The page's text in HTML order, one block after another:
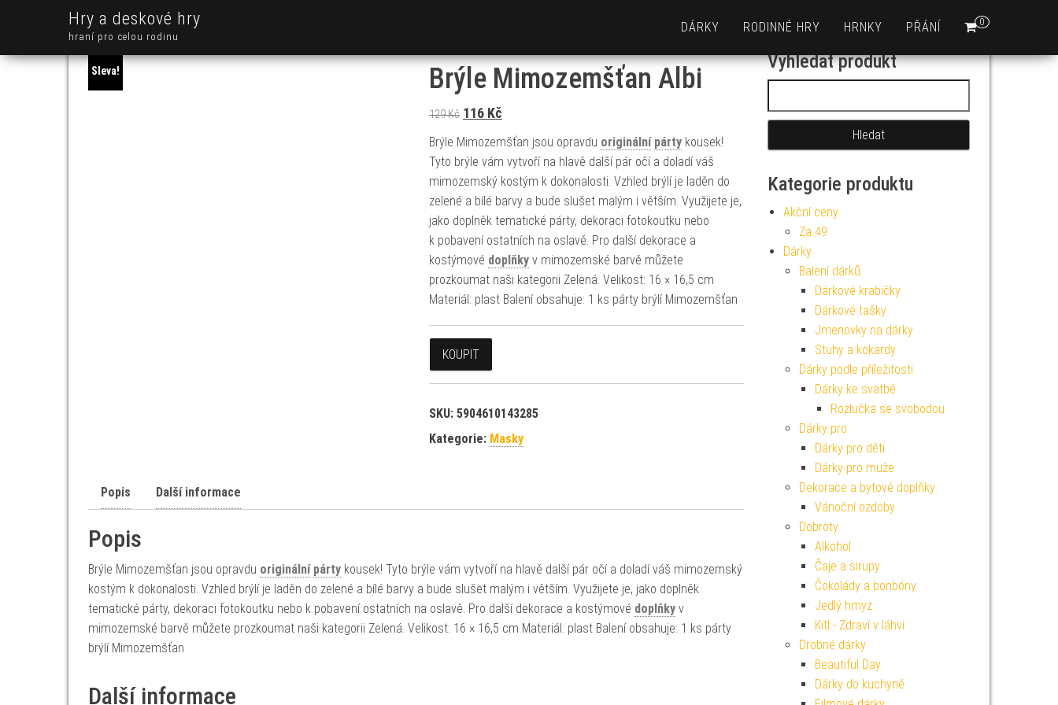
Hry a deskové hry
hraní pro celou rodinu
0
DÁRKY RODINNÉ HRY HRNKY PŘÁNÍ
Sleva! Brýle Mimozemšťan Albi
129Kč Původní cena byla: 129 Kč.
116 KčAktuální cena je: 116 Kč.
Brýle Mimozemšťan jsou opravdu originální pártykousek!
Tyto brýle vám vytvoří na hlavě další pár očí a doladí váš
mimozemský kostým k dokonalosti. Vzhled brýlí je laděn do
zelené a bílé barvy a bude slušet malým i větším. Využijete je,
jako doplněk tematické párty, dekoraci fotokoutku nebo
k pobavení ostatních na oslavě. Pro další dekorace a
kostýmové doplňkyv mimozemské barvě můžete
prozkoumat naši kategorii Zelená. Velikost: 16 × 16,5 cm
Materiál: plast Balení obsahuje: 1 ks párty brýlí Mimozemšťan
KOUPIT
SKU: 5904610143285
Kategorie: Masky
Popis Další informace
Popis
Brýle Mimozemšťan jsou opravdu originální párty kousek! Tyto brýle vám vytvoří na hlavě další pár očí a doladí váš mimozemský
kostým k dokonalosti. Vzhled brýlí je laděn do zelené a bílé barvy a bude slušet malým i větším. Využijete je, jako doplněk
tematické párty, dekoraci fotokoutku nebo k pobavení ostatních na oslavě. Pro další dekorace a kostýmové doplňky v
mimozemské barvě můžete prozkoumat naši kategorii Zelená. Velikost: 16 × 16,5 cm Materiál: plast Balení obsahuje: 1 ks párty
brýlí Mimozemšťan
Další informace
Vyhledat produkt
Kategorie produktu
Akční ceny
Za 49
Dárky
Balení dárků
Dárkové krabičky
Dárkové tašky
Jmenovky na dárky
Stuhy a kokardy
Dárky podle příležitosti
Dárky ke svatbě
Rozlučka se svobodou
Dárky pro
Dárky pro děti
Dárky pro muže
Dekorace a bytové doplňky
Vánoční ozdoby
Dobroty
Alkohol
Čaje a sirupy
Čokolády a bonbóny
Jedlý hmyz
Kitl - Zdraví v láhvi
Drobné dárky
Beautiful Day
Dárky do kuchyně